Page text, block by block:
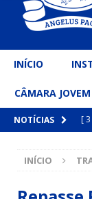
INÍCIO
CÂMARA JOVEM
NOTÍCIAS [
[
INÍCIO